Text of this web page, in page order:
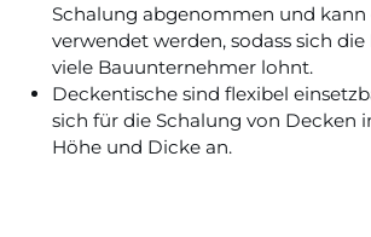
Schalung abgenommen und kann
verwendet werden, sodass sich
viele Bauunternehmer lohnt.
Deckentische sind flexibel
sich für die Schalung von Decken
Höhe und Dicke an.